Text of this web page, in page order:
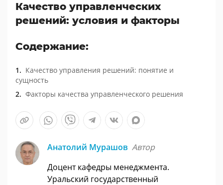
Качество управленческих
решений: условия и факторы
Содержание:
Качество управления решений: понятие и
сущность
Факторы качества управленческого решения
Анатолий Мурашов Автор
Доцент кафедры менеджмента.
Уральский государственный